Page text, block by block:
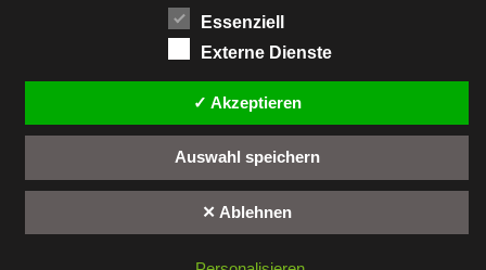
Essenziell
Externe Dienste
✓ Akzeptieren
Auswahl speichern
✕ Ablehnen